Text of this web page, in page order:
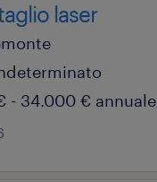
laser
- 34.000 € annuale